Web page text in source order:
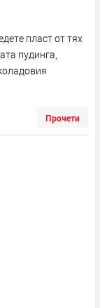
пласт от тях
пудинга,
Прочети